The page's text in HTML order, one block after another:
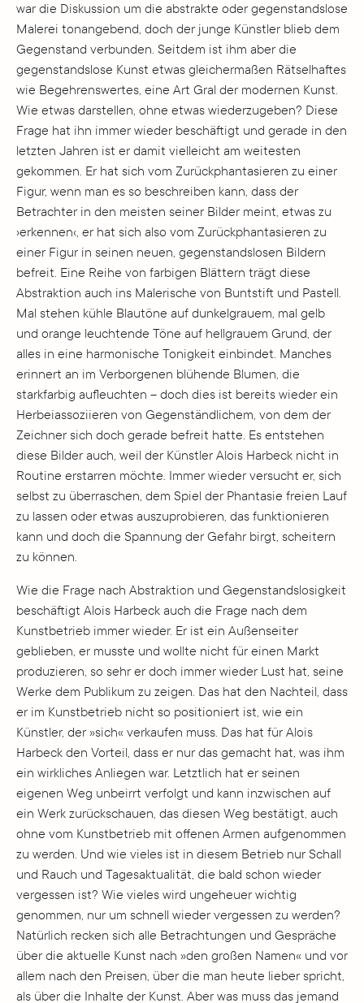
war die Diskussion um die abstrakte oder gegenstandslose
Malerei tonangebend, doch der junge Künstler blieb dem
Gegenstand verbunden. Seitdem ist ihm aber die
gegenstandslose Kunst etwas gleichermaßen Rätselhaftes
wie Begehrenswertes, eine Art Gral der modernen Kunst.
Wie etwas darstellen, ohne etwas wiederzugeben? Diese
Frage hat ihn immer wieder beschäftigt und gerade in den
letzten Jahren ist er damit vielleicht am weitesten
gekommen. Er hat sich vom Zurückphantasieren zu einer
Figur, wenn man es so beschreiben kann, dass der
Betrachter in den meisten seiner Bilder meint, etwas zu
›erkennen‹, er hat sich also vom Zurückphantasieren zu
einer Figur in seinen neuen, gegenstandslosen Bildern
befreit. Eine Reihe von farbigen Blättern trägt diese
Abstraktion auch ins Malerische von Buntstift und Pastell.
Mal stehen kühle Blautöne auf dunkelgrauem, mal gelb
und orange leuchtende Töne auf hellgrauem Grund, der
alles in eine harmonische Tonigkeit einbindet. Manches
erinnert an im Verborgenen blühende Blumen, die
starkfarbig aufleuchten – doch dies ist bereits wieder ein
Herbeiassoziieren von Gegenständlichem, von dem der
Zeichner sich doch gerade befreit hatte. Es entstehen
diese Bilder auch, weil der Künstler Alois Harbeck nicht in
Routine erstarren möchte. Immer wieder versucht er, sich
selbst zu überraschen, dem Spiel der Phantasie freien Lauf
zu lassen oder etwas auszuprobieren, das funktionieren
kann und doch die Spannung der Gefahr birgt, scheitern
zu können.
Wie die Frage nach Abstraktion und Gegenstandslosigkeit
beschäftigt Alois Harbeck auch die Frage nach dem
Kunstbetrieb immer wieder. Er ist ein Außenseiter
geblieben, er musste und wollte nicht für einen Markt
produzieren, so sehr er doch immer wieder Lust hat, seine
Werke dem Publikum zu zeigen. Das hat den Nachteil, dass
er im Kunstbetrieb nicht so positioniert ist, wie ein
Künstler, der »sich« verkaufen muss. Das hat für Alois
Harbeck den Vorteil, dass er nur das gemacht hat, was ihm
ein wirkliches Anliegen war. Letztlich hat er seinen
eigenen Weg unbeirrt verfolgt und kann inzwischen auf
ein Werk zurückschauen, das diesen Weg bestätigt, auch
ohne vom Kunstbetrieb mit offenen Armen aufgenommen
zu werden. Und wie vieles ist in diesem Betrieb nur Schall
und Rauch und Tagesaktualität, die bald schon wieder
vergessen ist? Wie vieles wird ungeheuer wichtig
genommen, nur um schnell wieder vergessen zu werden?
Natürlich recken sich alle Betrachtungen und Gespräche
über die aktuelle Kunst nach »den großen Namen« und vor
allem nach den Preisen, über die man heute lieber spricht,
als über die Inhalte der Kunst. Aber was muss das jemand